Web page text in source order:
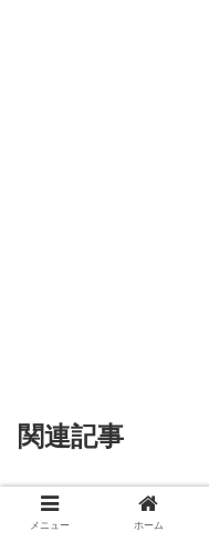
関連記事
お笑い
メニュー ホーム